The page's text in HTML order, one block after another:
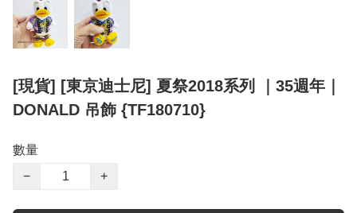
[現貨] [東京迪士尼] 夏祭2018系列 ｜35週年｜
DONALD 吊飾 {TF180710}
數量
−
+